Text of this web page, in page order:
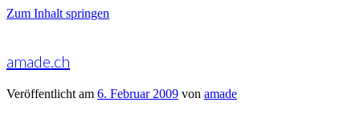
Zum Inhalt springen
amade.ch
Veröffentlicht am 6. Februar 2009 von amade